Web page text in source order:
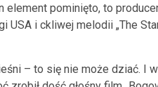
pominięto, to
i ckliwej melodii „The
– to się nie może dziać. I